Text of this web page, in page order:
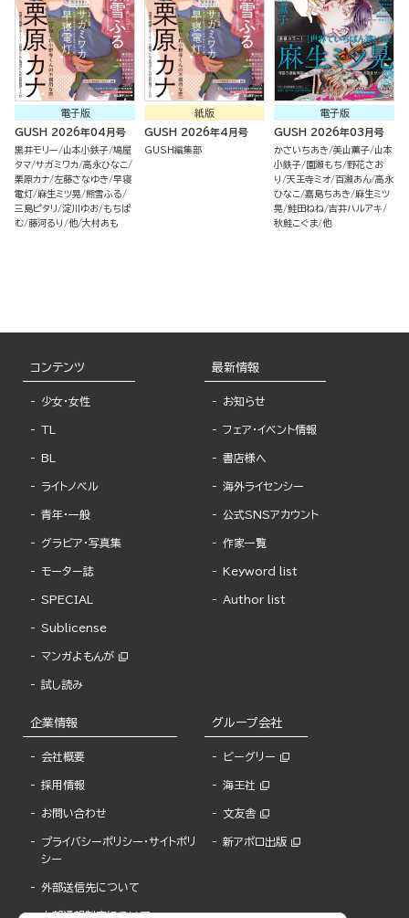
電子版
GUSH 2026年04月号
黒井モリー 山本小鉄子 鳩屋
タマ サガミワカ 高永ひなこ
栗原カナ 左藤さなゆき 早寝
電灯 麻生ミツ晃 熊雪ふる
三島ピタリ 淀川ゆお もちぱ
む 藤河るり 他 大村あも
紙版
GUSH 2026年4月号
GUSH編集部
電子版
GUSH 2026年03月号
かさいちあき 美山薫子 山本
小鉄子 園瀬もち 野花さお
り
天王寺ミオ 百瀬あん 高永
ひなこ 嘉島ちあき 麻生ミツ
晃 鮭田ねね 吉井ハルアキ
秋鮭こぐま 他
コンテンツ
少女・女性
TL
BL
ライトノベル
青年・一般
グラビア・写真集
モーター誌
SPECIAL
Sublicense
マンガよもんが
試し読み
最新情報
お知らせ
フェア・イベント情報
書店様へ
海外ライセンシー
公式SNSアカウント
作家一覧
Keyword list
Author list
企業情報
会社概要
採用情報
お問い合わせ
プライバシーポリシー・サイトポリ
シー
外部送信先について
内部通報制度について
グループ会社
ビーグリー
海王社
文友舎
新アポロ出版